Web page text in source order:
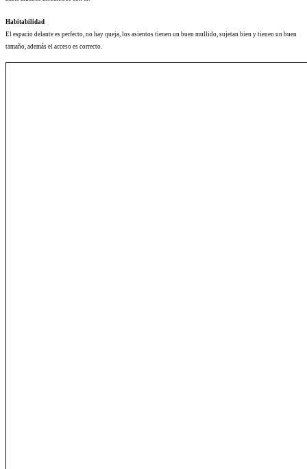
Habitabilidad
El espacio delante es perfecto, no hay queja, los asientos tienen un buen mullido, sujetan bien y tienen un buen
tamaño, además el acceso es correcto.